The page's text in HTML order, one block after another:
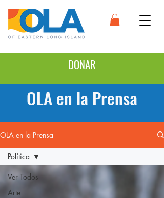
DONAR
OLA en la Prensa
OLA en la Prensa
Ver Todos
Arte
Política